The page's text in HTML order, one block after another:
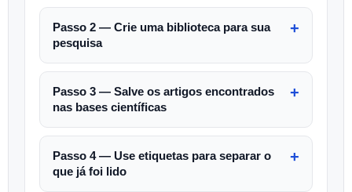
Passo 2 — Crie uma biblioteca para sua
pesquisa
Passo 3 — Salve os artigos encontrados
nas bases científicas
Passo 4 — Use etiquetas para separar o
que já foi lido